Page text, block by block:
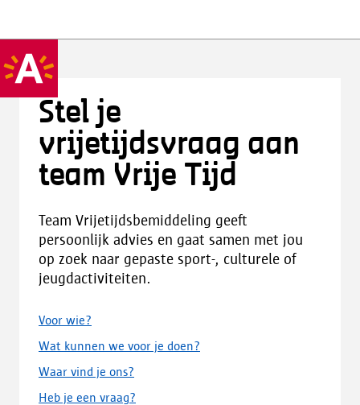
Stel je
vrijetijdsvraag aan
team Vrije Tijd
Team Vrijetijdsbemiddeling geeft
persoonlijk advies en gaat samen met jou
op zoek naar gepaste sport-, culturele of
jeugdactiviteiten.
Voor wie?
Wat kunnen we voor je doen?
Waar vind je ons?
Heb je een vraag?